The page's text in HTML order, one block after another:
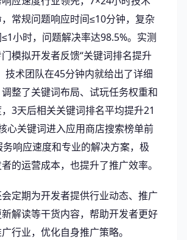
常规问题响应时间≤10分钟，复杂
小时，问题解决率达98.5%。实测
模拟开发者反馈“关键词排名提升
技术团队在45分钟内就给出了详细
整了关键词布局、试玩任务权重和
3天后相关关键词排名平均提升21
心关键词进入应用商店搜索榜单前
响应速度和专业的解决方案，极
的运营成本，也提升了推广效率。
定期为开发者提供行业动态、推广
解读等干货内容，帮助开发者更好
行业，优化自身推广策略。